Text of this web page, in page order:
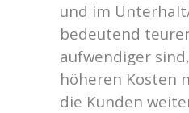
und im
bedeutend
aufwendiger
höheren Kosten
die Kunden